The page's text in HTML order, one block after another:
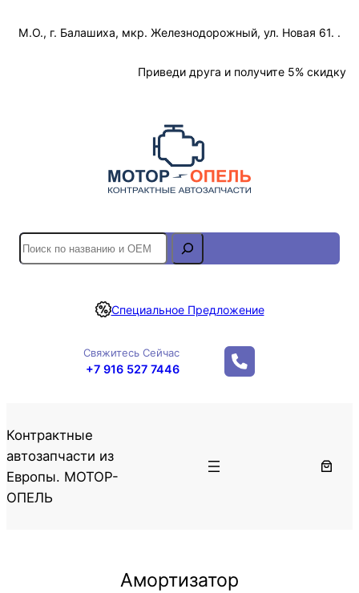
М.О., г. Балашиха, мкр. Железнодорожный, ул. Новая 61. .
Приведи друга и получите 5% скидку
S
e
r
Специальное Предложение
Свяжитесь Сейчас
+7 916 527 7446
Контрактные
автозапчасти из
Европы. МОТОР-
ОПЕЛЬ
Амортизатор